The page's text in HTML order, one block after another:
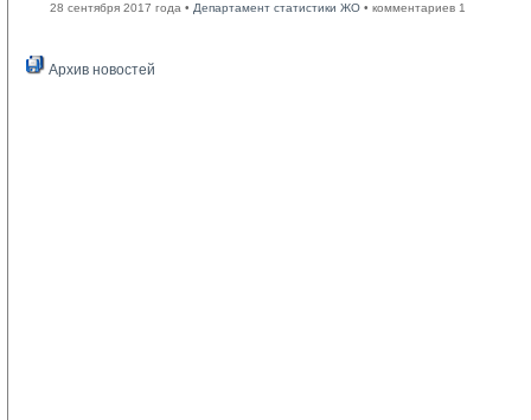
28 сентября 2017 года • Департамент статистики ЖО • комментариев 1
Архив новостей